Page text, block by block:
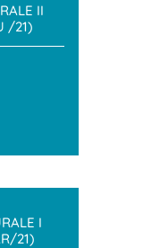
II
/21)
I
21)